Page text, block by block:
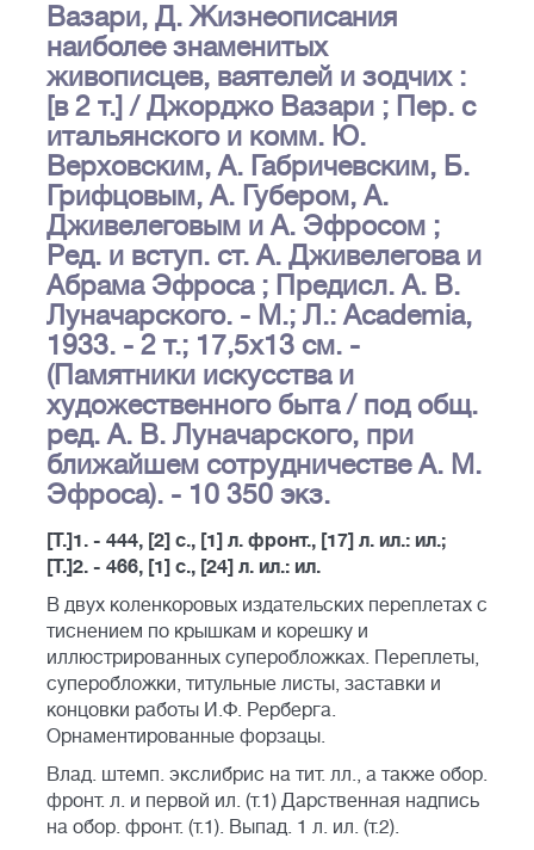
Вазари, Д. Жизнеописания
наиболее знаменитых
живописцев, ваятелей и зодчих :
[в 2 т.] / Джорджо Вазари ; Пер. с
итальянского и комм. Ю.
Верховским, А. Габричевским, Б.
Грифцовым, А. Губером, А.
Дживелеговым и А. Эфросом ;
Ред. и вступ. ст. А. Дживелегова и
Абрама Эфроса ; Предисл. А. В.
Луначарского. - М.; Л.: Academia,
1933. - 2 т.; 17,5х13 см. -
(Памятники искусства и
художественного быта / под общ.
ред. А. В. Луначарского, при
ближайшем сотрудничестве А. М.
Эфроса). - 10 350 экз.
[Т.]1. - 444, [2] с., [1] л. фронт., [17] л. ил.: ил.;
[Т.]2. - 466, [1] с., [24] л. ил.: ил.
В двух коленкоровых издательских переплетах с
тиснением по крышкам и корешку и
иллюстрированных суперобложках. Переплеты,
суперобложки, титульные листы, заставки и
концовки работы И.Ф. Рерберга.
Орнаментированные форзацы.
Влад. штемп. экслибрис на тит. лл., а также обор.
фронт. л. и первой ил. (т.1) Дарственная надпись
на обор. фронт. (т.1). Выпад. 1 л. ил. (т.2).